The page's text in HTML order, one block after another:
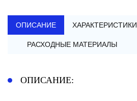
ОПИСАНИЕ ХАРАКТЕРИСТИКИ
РАСХОДНЫЕ МАТЕРИАЛЫ
ОПИСАНИЕ: